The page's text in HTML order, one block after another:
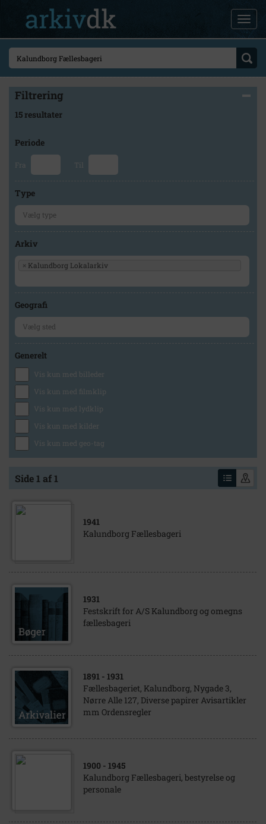
Filtrering
15 resultater
Periode
Fra Til
Type
Arkiv
× Kalundborg Lokalarkiv
Geografi
Generelt
Vis kun med billeder
Vis kun med filmklip
Vis kun med lydklip
Vis kun med kilder
Vis kun med geo-tag
Side 1 af 1
1941
Kalundborg Fællesbageri
1931
Festskrift for A/S Kalundborg og omegns
fællesbageri
1891 - 1931
Fællesbageriet, Kalundborg, Nygade 3,
Nørre Alle 127, Diverse papirer Avisartikler
mm Ordensregler
1900 - 1945
Kalundborg Fællesbageri, bestyrelse og
personale